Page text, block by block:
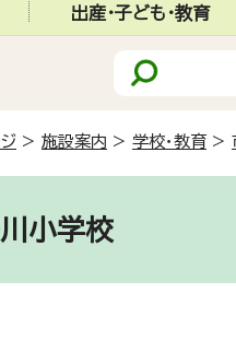
出産・子ども・教育
> 施設案内 > 学校・教育 >
小学校